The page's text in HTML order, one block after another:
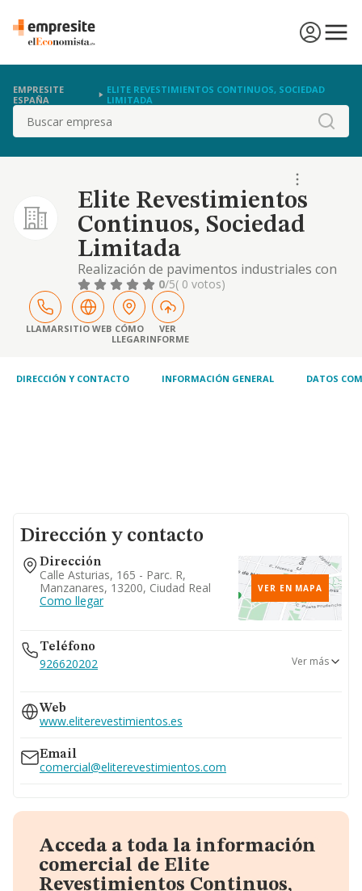
EMPRESITE
ESPAÑA
ELITE REVESTIMIENTOS CONTINUOS, SOCIEDAD
LIMITADA
Buscar
Elite Revestimientos
Continuos, Sociedad
Limitada
Realización de pavimentos industriales con
resina epoxi y otros sistemas.
0/5( 0 votos)
LLAMARSITIO WEB CÓMO
LLEGAR
VER
INFORME
DIRECCIÓN Y CONTACTO INFORMACIÓN GENERAL DATOS
Dirección y contacto
Dirección
Calle Asturias, 165 - Parc. R,
Manzanares, 13200, Ciudad Real
Como llegar
VER EN MAPA
Teléfono
926620202
661...
Ver teléfono 661...
Ver más
Web
www.eliterevestimientos.es
Email
comercial@eliterevestimientos.com
Acceda a toda la información
comercial de Elite
Revestimientos Continuos,